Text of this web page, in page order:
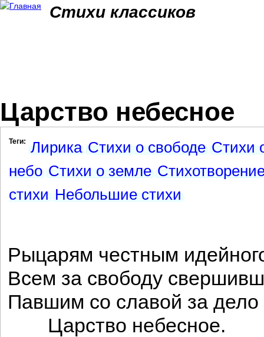
Стихи классиков
Царство небесное
Теги: Лирика Стихи о свободе Стихи
небо Стихи о земле
стихи Небольшие стихи
Рыцарям честным
Всем за свободу
Павшим со славой за
Царство небесное.